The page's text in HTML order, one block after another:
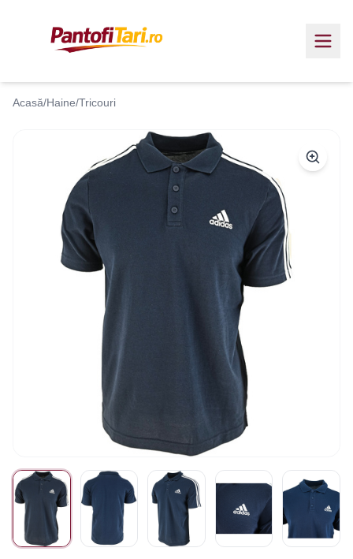
Acasă/Haine/Tricouri